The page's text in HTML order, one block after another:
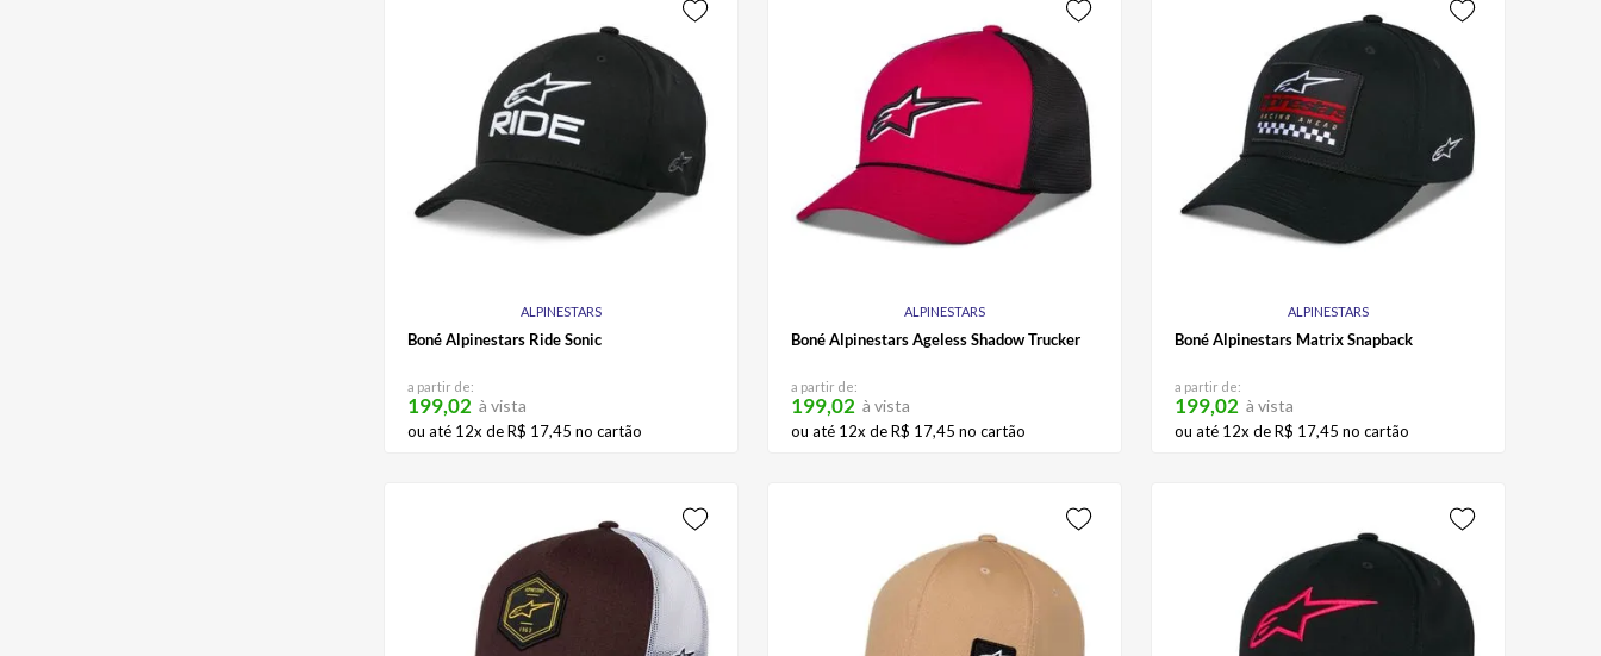
ALPINESTARS
Boné Alpinestars Ride Sonic
a partir de:
199,02 à vista
ou até 12x deR$ 17,45 no cartão
ALPINESTARS
Boné Alpinestars Ageless Shadow Trucker
a partir de:
199,02 à vista
ou até 12x deR$ 17,45 no cartão
ALPINESTARS
Boné Alpinestars Matrix Snapback
a partir de:
199,02 à vista
ou até 12x deR$ 17,45 no cartão